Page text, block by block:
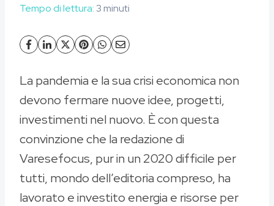
Tempo di lettura:3minuti
La pandemia e la sua crisi economica non
devono fermare nuove idee, progetti,
investimenti nel nuovo. È con questa
convinzione che la redazione di
Varesefocus, pur in un 2020 difficile per
tutti, mondo dell’editoria compreso, ha
lavorato e investito energia e risorse per